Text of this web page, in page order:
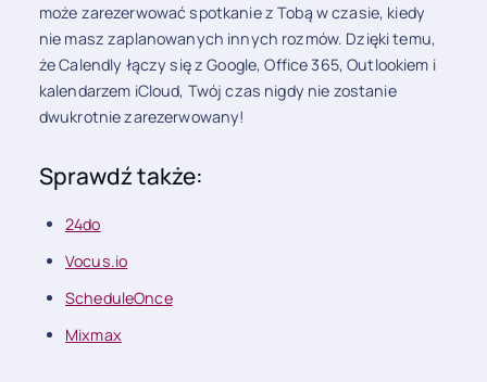
może zarezerwować spotkanie z Tobą w czasie, kiedy
nie masz zaplanowanych innych rozmów. Dzięki temu,
że Calendly łączy się z Google, Office 365, Outlookiem i
kalendarzem iCloud, Twój czas nigdy nie zostanie
dwukrotnie zarezerwowany!
Sprawdź także:
24do
Vocus.io
ScheduleOnce
Mixmax